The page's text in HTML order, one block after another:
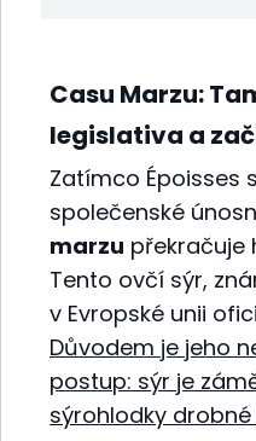
Casu Marzu:
legislativa a
Zatímco Époisses
společenské
marzu překračuje
Tento ovčí sýr,
v Evropské unii
Důvodem je jeho
postup: sýr je
sýrohlodky